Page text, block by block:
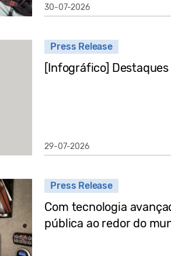
30-07-2026
Press Release
[Infográfico]
29-07-2026
Press Release
Com tecnologia
pública ao redor do